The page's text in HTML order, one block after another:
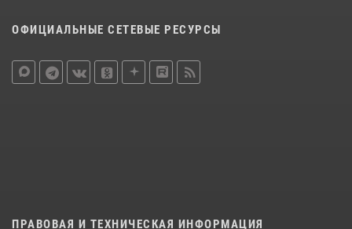
ОФИЦИАЛЬНЫЕ СЕТЕВЫЕ РЕСУРСЫ
ПРАВОВАЯ И ТЕХНИЧЕСКАЯ ИНФОРМАЦИЯ